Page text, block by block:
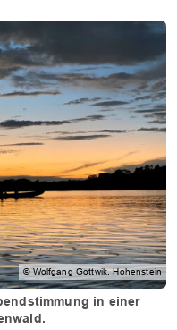
© Wolfgang Gottwik, Hohenstein
in einer